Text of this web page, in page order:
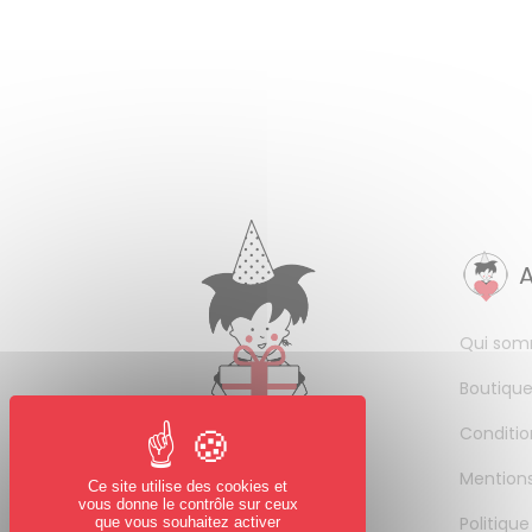
Qui
Ce site utilise des cookies et
vous donne le contrôle sur ceux
que vous souhaitez activer